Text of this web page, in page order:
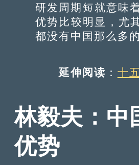
研发周期短就意味
优势比较明显，尤
都没有中国那么多
延伸阅读 ： 十
林毅夫：中
优势